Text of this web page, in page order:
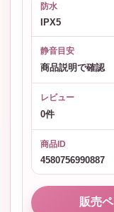
防水
IPX5
静音目安
商品説明で確認
レビュー
0件
商品ID
4580756990887
販売